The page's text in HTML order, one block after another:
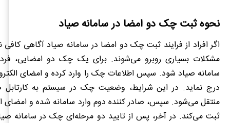
نحوه ثبت چک دو امضا در سامانه صیاد
اگر افراد از فرایند ثبت چک دو امضا در سامانه صیاد آگاهی کافی
مشکلات بسیاری روبرو می‌شوند. برای یک چک دو امضایی، فرد
سامانه صیاد شود. سپس اطلاعات چک را وارد کرده و امضای
درج نماید. در این شرایط، وضعیت چک در سیستم به کارتابل
منتقل می‌شود. سپس، صادر کننده دوم وارد سامانه شده و امضای
ثبت می‌کند. در آخر، پس از تایید دو مرحله‌ای چک در سامانه